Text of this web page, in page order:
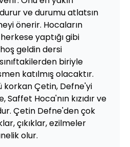
ve durumu atlatsın
önerir. Hocaların
yaptığı gibi
geldin dersi
biriyle
katılmış olacaktır.
korkan Çetin, Defne'yi
Saffet Hoca'nın kızıdır ve
Çetin Defne'den çok
çıkıklar, ezilmeler
olur.